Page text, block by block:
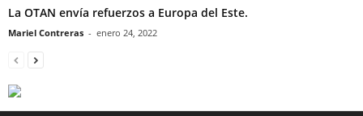
La OTAN envía refuerzos a Europa del Este.
Mariel Contreras - enero 24, 2022